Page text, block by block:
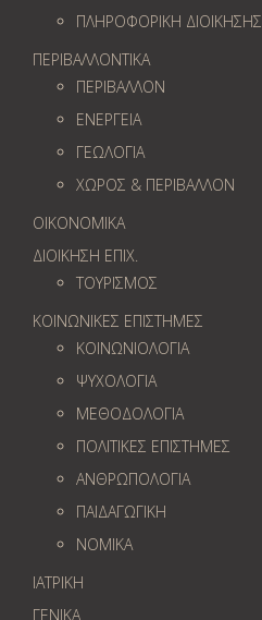
ΠΛΗΡΟΦΟΡΙΚΗ ΔΙΟΙΚΗΣΗΣ
ΠΕΡΙΒΑΛΛΟΝΤΙΚΑ
ΠΕΡΙΒΑΛΛΟΝ
ΕΝΕΡΓΕΙΑ
ΓΕΩΛOΓΙΑ
ΧΩΡΟΣ & ΠΕΡΙΒΑΛΛΟΝ
ΟΙΚΟΝΟΜΙΚΑ
ΔΙΟΙΚΗΣΗ ΕΠΙΧ.
ΤΟΥΡΙΣΜΟΣ
ΚΟΙΝΩΝΙΚΕΣ ΕΠΙΣΤΗΜΕΣ
ΚΟΙΝΩΝΙΟΛΟΓΙΑ
ΨΥΧΟΛΟΓΙΑ
ΜΕΘΟΔΟΛΟΓΙΑ
ΠΟΛΙΤΙΚΕΣ ΕΠΙΣΤΗΜΕΣ
ΑΝΘΡΩΠΟΛΟΓΙΑ
ΠΑΙΔΑΓΩΓΙΚΗ
ΝΟΜΙΚΑ
ΙΑΤΡΙΚΗ
ΓΕΝΙΚΑ